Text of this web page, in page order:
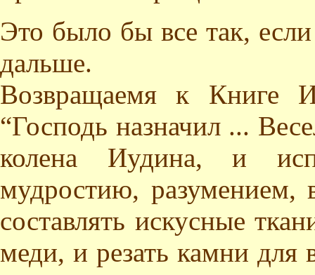
Это было бы все так,
дальше.
Возвращаемя к Книге
“Господь назначил ...
колена Иудина, и
мудростию, разумением,
составлять искусные
меди, и резать камни для